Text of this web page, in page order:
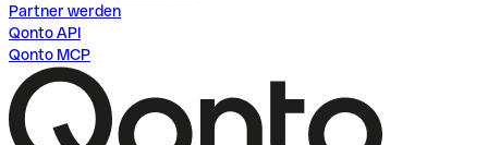
Partner werden
Qonto API
Qonto MCP